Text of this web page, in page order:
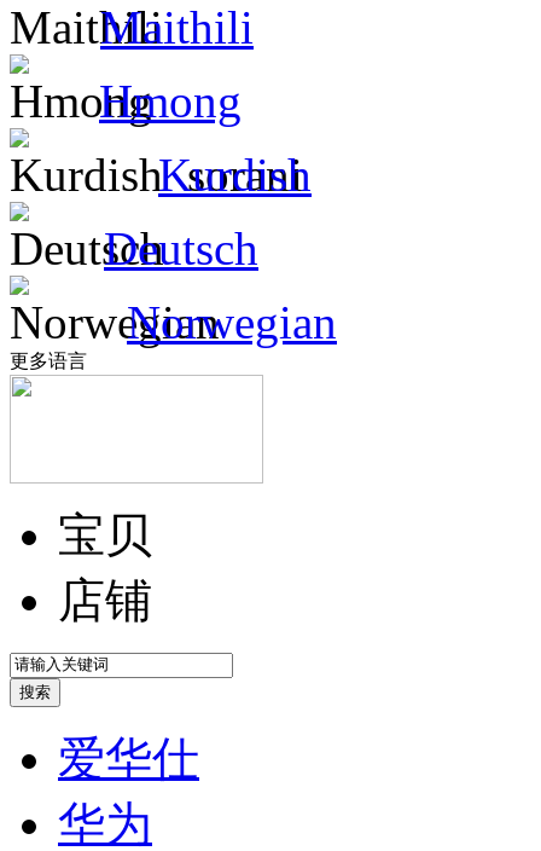
Maithili
Hmong
Kurdish
Deutsch
Norwegian
更多语言
宝贝
店铺
爱华仕
华为